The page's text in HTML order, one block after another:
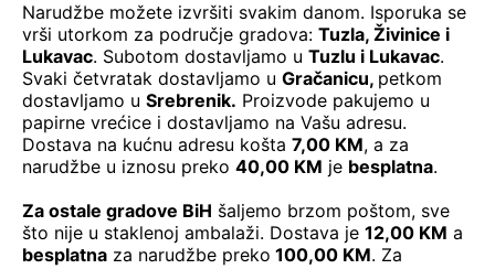
Narudžbe možete izvršiti svakim danom. Isporuka se
vrši utorkom za područje gradova: Tuzla, Živinice i
Lukavac. Subotom dostavljamo u Tuzlu i Lukavac.
Svaki četvratak dostavljamo u Gračanicu, petkom
dostavljamo u Srebrenik. Proizvode pakujemo u
papirne vrećice i dostavljamo na Vašu adresu.
Dostava na kućnu adresu košta 7,00 KM, a za
narudžbe u iznosu preko 40,00 KM je besplatna.
Za ostale gradove BiH šaljemo brzom poštom, sve
što nije u staklenoj ambalaži. Dostava je 12,00 KM a
besplatna za narudžbe preko 100,00 KM. Za